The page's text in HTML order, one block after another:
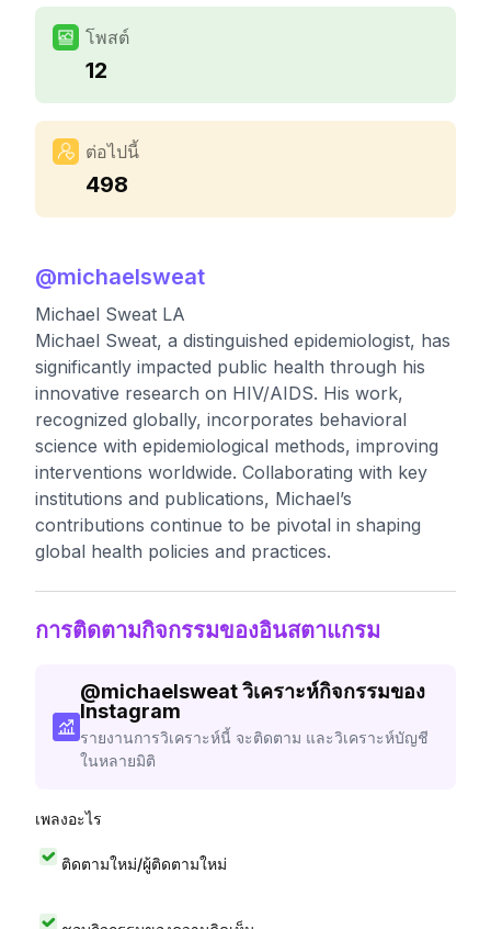
โพสต์
12
ต่อไปนี้
498
@michaelsweat
Michael Sweat LA
Michael Sweat, a distinguished epidemiologist, has
significantly impacted public health through his
innovative research on HIV/AIDS. His work,
recognized globally, incorporates behavioral
science with epidemiological methods, improving
interventions worldwide. Collaborating with key
institutions and publications, Michael’s
contributions continue to be pivotal in shaping
global health policies and practices.
การติดตามกิจกรรมของอินสตาแกรม
@michaelsweat วิเคราะห์กิจกรรมของ
Instagram
รายงานการวิเคราะห์นี้ จะติดตาม และวิเคราะห์บัญชี
ในหลายมิติ
เพลงอะไร
ติดตามใหม่/ผู้ติดตามใหม่